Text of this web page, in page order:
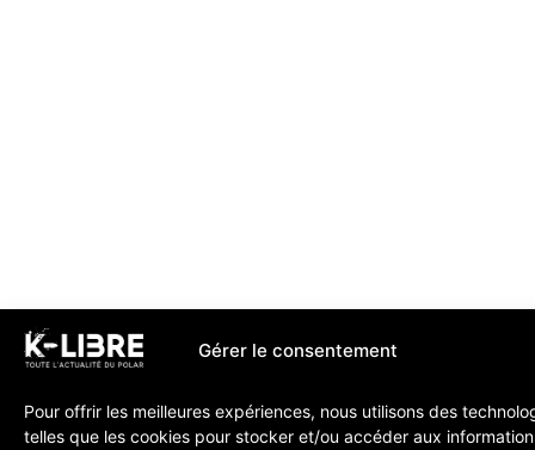
Gérer le consentement
Pour offrir les meilleures expériences, nous utilisons des
telles que les cookies pour stocker et/ou accéder aux